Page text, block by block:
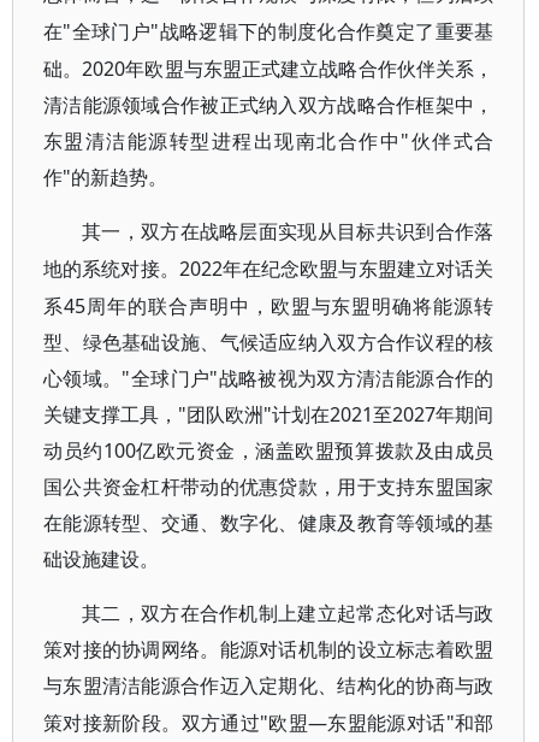
在"全球门户"战略逻辑下的制度化合作奠定了重要基
础。2020年欧盟与东盟正式建立战略合作伙伴关系，
清洁能源领域合作被正式纳入双方战略合作框架中，
东盟清洁能源转型进程出现南北合作中"伙伴式合
作"的新趋势。
其一，双方在战略层面实现从目标共识到合作落
地的系统对接。 2022年在纪念欧盟与东盟建立对话关
系45周年的联合声明中，欧盟与东盟明确将能源转
型、绿色基础设施、气候适应纳入双方合作议程的核
心领域。"全球门户"战略被视为双方清洁能源合作的
关键支撑工具，"团队欧洲"计划在2021至2027年期间
动员约100亿欧元资金，涵盖欧盟预算拨款及由成员
国公共资金杠杆带动的优惠贷款，用于支持东盟国家
在能源转型、交通、数字化、健康及教育等领域的基
础设施建设。
其二，双方在合作机制上建立起常态化对话与政
策对接的协调网络。能源对话机制的设立标志着欧盟
与东盟清洁能源合作迈入定期化、结构化的协商与政
策对接新阶段。双方通过"欧盟—东盟能源对话"和部